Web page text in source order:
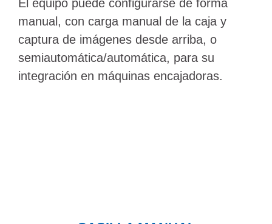
El equipo puede configurarse de forma
manual, con carga manual de la caja y
captura de imágenes desde arriba, o
semiautomática/automática, para su
integración en máquinas encajadoras.